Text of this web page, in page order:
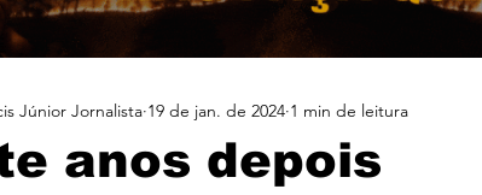
anos depois
Júnior Jornalista 19 de jan. de 2024 1 min de leitura